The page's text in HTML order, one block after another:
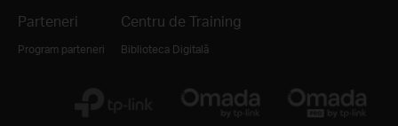
Parteneri
Program parteneri
Centru de Training
Biblioteca Digitală